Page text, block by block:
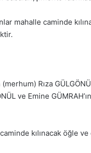
mahalle caminde
Rıza
ve Emine
kılınacak öğle